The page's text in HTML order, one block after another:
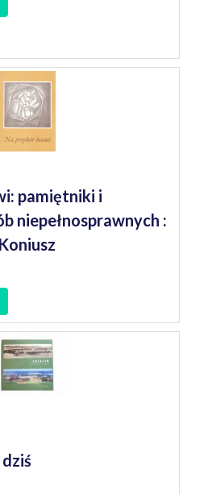
pamiętniki i
niepełnosprawnych :